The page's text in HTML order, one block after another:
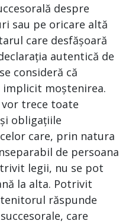
despre
sau pe oricare altă
care desfășoară
autentică de
consideră că
moștenirea.
trece toate
obligațiile
care, prin natura
de persoana
legii, nu se pot
la alta. Potrivit
răspunde
care